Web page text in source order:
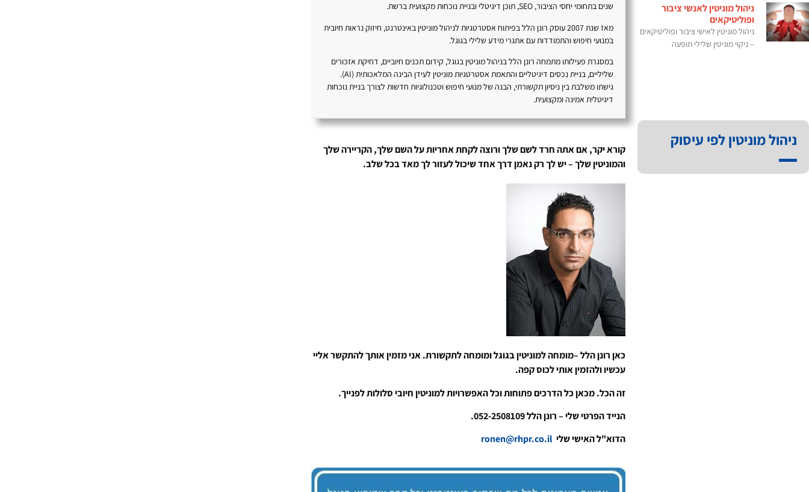
ניהול מוניטין לאנשי ציבור
ופוליטיקאים
ניהול מוניטין לאישי ציבור ופוליטיקאים
– ניקוי מוניטין שלילי תופעה
ניהול מוניטין לפי עיסוק
שנים בתחומי יחסי הציבור, SEO, תוכן דיגיטלי ובניית נוכחות מקצועית ברשת.
מאז שנת 2007 עוסק רונן הלל בפיתוח אסטרטגיות לניהול מוניטין באינטרנט, חיזוק נראות חיובית
במנועי חיפוש והתמודדות עם אתגרי מידע שלילי בגוגל.
במסגרת פעילותו מתמחה רונן הלל בניהול מוניטין בגוגל, קידום תכנים חיוביים, דחיקת אזכורים
שליליים, בניית נכסים דיגיטליים והתאמת אסטרטגיות מוניטין לעידן הבינה המלאכותית (AI).
גישתו משלבת בין ניסיון תקשורתי, הבנה של מנועי חיפוש וטכנולוגיות חדשות לצורך בניית נוכחות
דיגיטלית אמינה ומקצועית.
קורא יקר, אם אתה חרד לשם שלך ורוצה לקחת אחריות על השם שלך, הקריירה שלך
והמוניטין שלך – יש לך רק נאמן דרך אחד שיכול לעזור לך מאד בכל שלב.
כאן רונן הלל –מומחה למוניטין בגוגל ומומחה לתקשורת. אני מזמין אותך להתקשר אליי
עכשיו ולהזמין אותי לכוס קפה.
זה הכל. מכאן כל הדרכים פתוחות וכל האפשרויות למוניטין חיובי סלולות לפנייך.
הנייד הפרטי שלי – רונן הלל 052-2508109.
הדוא"ל האישי שלי